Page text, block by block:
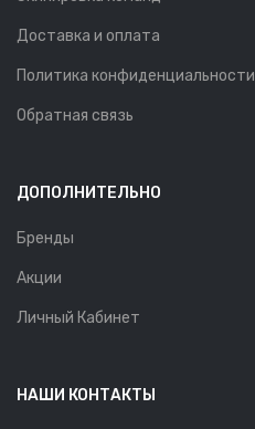
Доставка и оплата
Политика конфиденциальности
Обратная связь
ДОПОЛНИТЕЛЬНО
Бренды
Акции
Личный Кабинет
НАШИ КОНТАКТЫ